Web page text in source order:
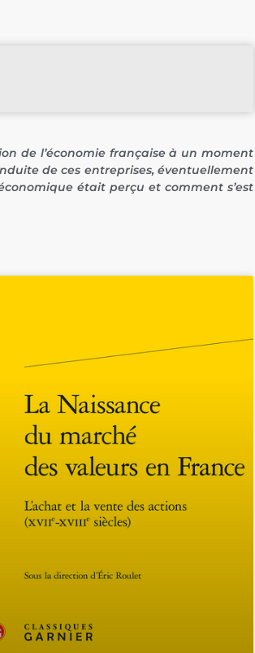
de l’économie française à un moment
de ces entreprises, éventuellement
était perçu et comment s’est